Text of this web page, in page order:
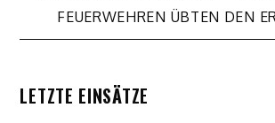
FEUERWEHREN ÜBTEN DEN
LETZTE EINSÄTZE